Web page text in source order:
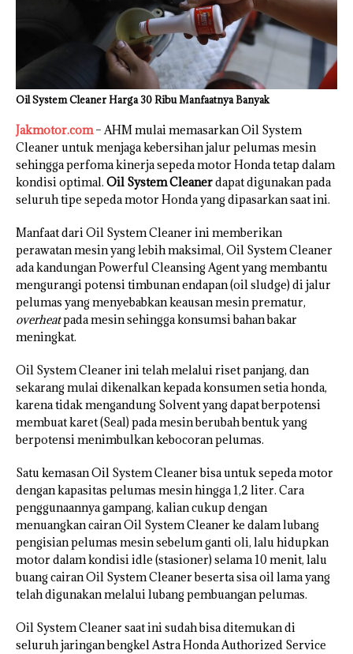
Oil System Cleaner Harga 30 Ribu Manfaatnya Banyak
Jakmotor.com– AHM mulai memasarkan Oil System
Cleaner untuk menjaga kebersihan jalur pelumas mesin
sehingga perfoma kinerja sepeda motor Honda tetap dalam
kondisi optimal. Oil System Cleanerdapat digunakan pada
seluruh tipe sepeda motor Honda yang dipasarkan saat ini.
Manfaat dari Oil System Cleaner ini memberikan
perawatan mesin yang lebih maksimal, Oil System Cleaner
ada kandungan Powerful Cleansing Agent yang membantu
mengurangi potensi timbunan endapan (oil sludge) di jalur
pelumas yang menyebabkan keausan mesin prematur,
overheatpada mesin sehingga konsumsi bahan bakar
meningkat.
Oil System Cleaner ini telah melalui riset panjang, dan
sekarang mulai dikenalkan kepada konsumen setia honda,
karena tidak mengandung Solvent yang dapat berpotensi
membuat karet (Seal) pada mesin berubah bentuk yang
berpotensi menimbulkan kebocoran pelumas.
Satu kemasan Oil System Cleaner bisa untuk sepeda motor
dengan kapasitas pelumas mesin hingga 1,2 liter. Cara
penggunaannya gampang, kalian cukup dengan
menuangkan cairan Oil System Cleaner ke dalam lubang
pengisian pelumas mesin sebelum ganti oli, lalu hidupkan
motor dalam kondisi idle (stasioner) selama 10 menit, lalu
buang cairan Oil System Cleaner beserta sisa oil lama yang
telah digunakan melalui lubang pembuangan pelumas.
Oil System Cleaner saat ini sudah bisa ditemukan di
seluruh jaringan bengkel Astra Honda Authorized Service